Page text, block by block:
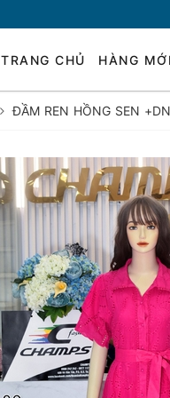
TRANG CHỦ HÀNG
ĐẦM REN HỒNG SEN